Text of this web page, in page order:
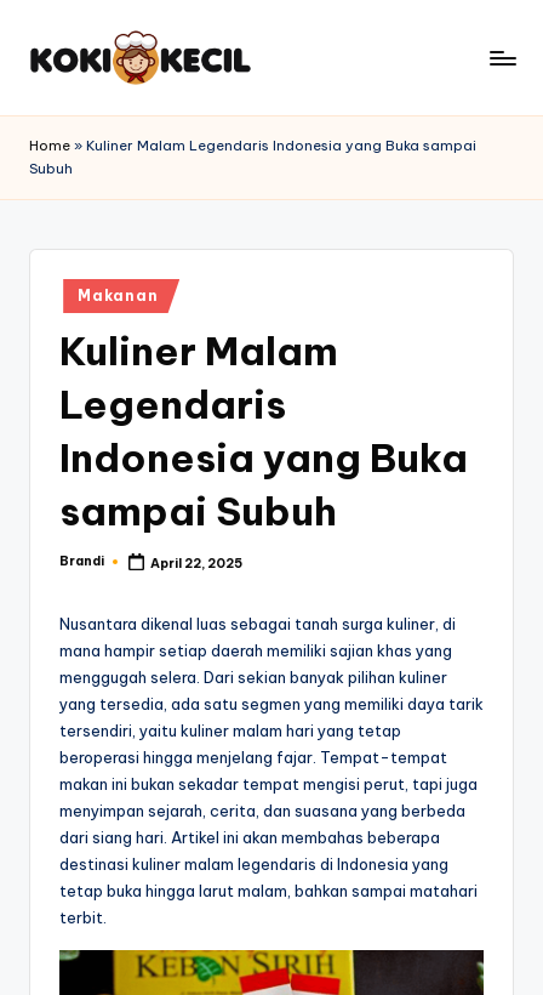
Skip
o
k
k
Home » Kuliner Malam Legendaris Indonesia yang Buka sampai
Subuh
Posted
in
Makanan
Kuliner Malam
Legendaris
Indonesia yang Buka
sampai Subuh
Posted
Brandi April 22, 2025
Nusantara dikenal luas sebagai tanah surga kuliner, di
mana hampir setiap daerah memiliki sajian khas yang
menggugah selera. Dari sekian banyak pilihan kuliner
yang tersedia, ada satu segmen yang memiliki daya tarik
tersendiri, yaitu kuliner malam hari yang tetap
beroperasi hingga menjelang fajar. Tempat-tempat
makan ini bukan sekadar tempat mengisi perut, tapi juga
menyimpan sejarah, cerita, dan suasana yang berbeda
dari siang hari. Artikel ini akan membahas beberapa
destinasi kuliner malam legendaris di Indonesia yang
tetap buka hingga larut malam, bahkan sampai matahari
terbit.